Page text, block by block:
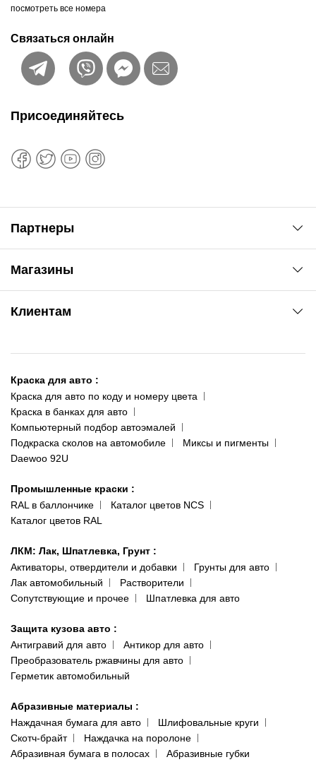
посмотреть все номера
Связаться онлайн
Магазины
ул. Рабочая, 2-а
093 611-39-23
(ориентир: Интайм №40)
Одесса
пр-т Акад. Глушко, 29
066 554-97-70
Клиентам
Доставка и оплата
Сотрудничество
Наши публикации
Публичная оферта
Политика конфиденциальности
Присоединяйтесь
Партнеры
Краска для авто :
Краска для авто по коду и номеру цвета
Краска в банках для авто
Компьютерный подбор автоэмалей
Подкраска сколов на автомобиле
Миксы и пигменты
Daewoo 92U
Промышленные краски :
RAL в баллончике
Каталог цветов NCS
Каталог цветов RAL
ЛКМ: Лак, Шпатлевка, Грунт :
Активаторы, отвердители и добавки
Грунты для авто
Лак автомобильный
Растворители
Сопутствующие и прочее
Шпатлевка для авто
Защита кузова авто :
Антигравий для авто
Антикор для авто
Преобразователь ржавчины для авто
Герметик автомобильный
Абразивные материалы :
Наждачная бумага для авто
Шлифовальные круги
Скотч-брайт
Наждачка на поролоне
Абразивная бумага в полосах
Абразивные губки